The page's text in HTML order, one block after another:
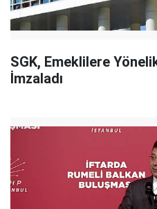
SGK, Emeklilere
İmzaladı